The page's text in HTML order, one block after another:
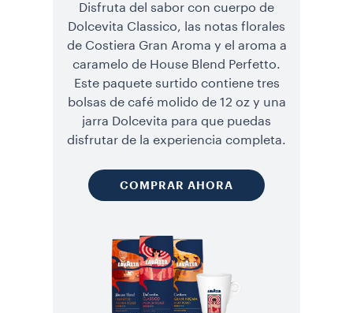
Disfruta del sabor con cuerpo de
Dolcevita Classico, las notas florales
de Costiera Gran Aroma y el aroma a
caramelo de House Blend Perfetto.
Este paquete surtido contiene tres
bolsas de café molido de 12 oz y una
jarra Dolcevita para que puedas
disfrutar de la experiencia completa.
COMPRAR AHORA